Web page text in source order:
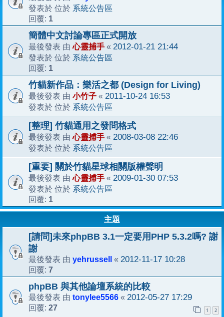
發表於 位於 系統公告區
回覆: 1
簡體中文討論專區正式開放
最後發表 由心靈捕手 « 2012-01-21 21:44
發表於 位於 系統公告區
回覆: 1
竹貓新作品：樂活之都 (Design for Living)
最後發表 由 小竹子 « 2011-10-24 16:53
發表於 位於 系統公告區
[整理] 竹貓通用之發問格式
最後發表 由心靈捕手 « 2008-03-08 22:46
發表於 位於 系統公告區
[重要] 關於竹貓星球相關版權聲明
最後發表 由心靈捕手 « 2009-01-30 07:53
發表於 位於 系統公告區
回覆: 1
主題
[請問]未來phpBB 3.1一定要用PHP 5.3.2嗎? 謝
謝
最後發表 由 yehrussell « 2012-11-17 10:28
回覆: 7
phpBB 與其他論壇系統的比較
最後發表 由 tonylee5566 « 2012-05-27 17:29
回覆: 27 1 2